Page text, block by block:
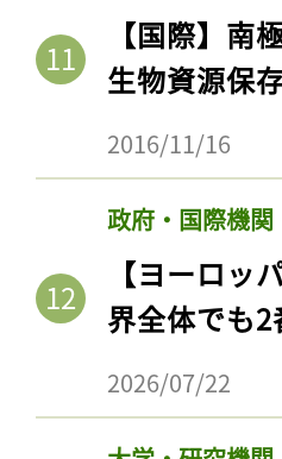
【国際】南
生物資源保
2016/11/16
政府・国際機関
【ヨーロッ
界全体でも
2026/07/22